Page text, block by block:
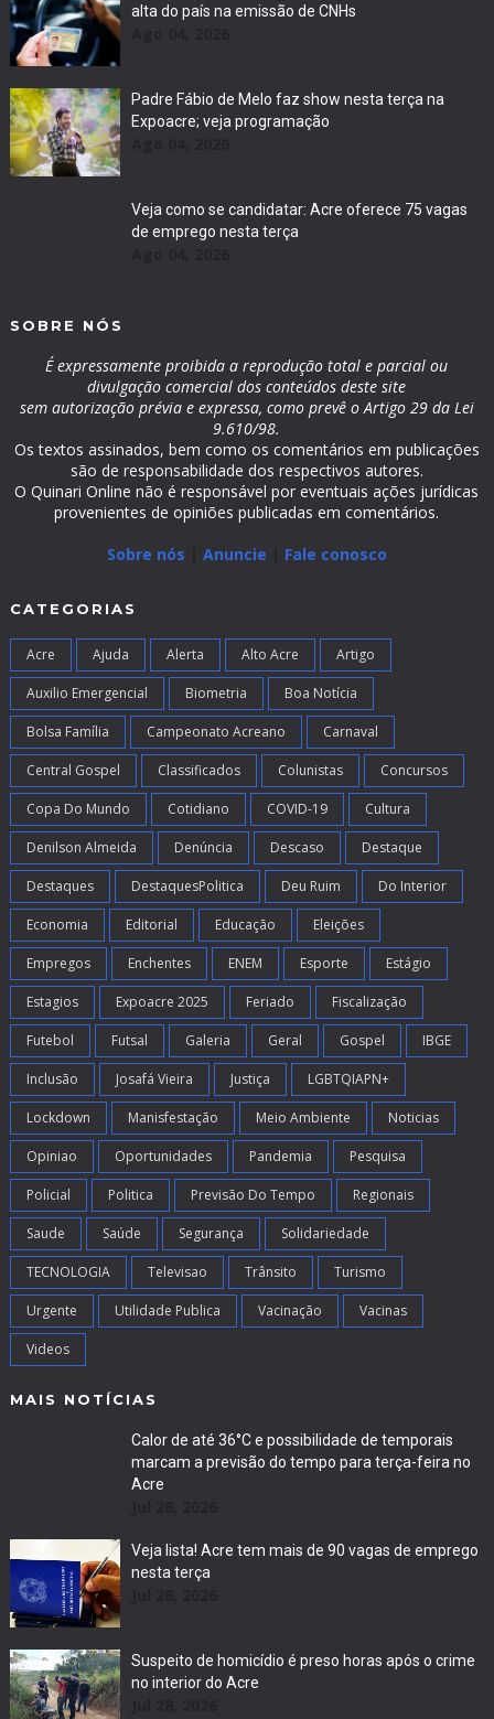
alta do país na emissão de CNHs
Padre Fábio de Melo faz show nesta terça na
Expoacre; veja programação
Veja como se candidatar: Acre oferece 75 vagas
de emprego nesta terça
SOBRE NÓS
É expressamente proibida a reprodução total e parcial ou
divulgação comercial dos conteúdos deste site
sem autorização prévia e expressa, como prevê o Artigo 29 da Lei
9.610/98.
Os textos assinados, bem como os comentários em publicações
são de responsabilidade dos respectivos autores.
O Quinari Online não é responsável por eventuais ações jurídicas
provenientes de opiniões publicadas em comentários.
Sobre nós
Anuncie Fale conosco
CATEGORIAS
Acre Ajuda Alerta Alto Acre Artigo
Auxilio Emergencial Biometria Boa Notícia
Bolsa Família Campeonato Acreano Carnaval
Central Gospel Classificados Colunistas Concursos
Copa Do Mundo Cotidiano COVID-19 Cultura
Denilson Almeida Denúncia Descaso Destaque
Destaques DestaquesPolitica Deu Ruim Do Interior
Economia Editorial Educação Eleições
Empregos Enchentes ENEM Esporte Estágio
Estagios Expoacre 2025 Feriado Fiscalização
Futebol Futsal Galeria Geral Gospel IBGE
Inclusão Josafá Vieira Justiça LGBTQIAPN+
Lockdown Manisfestação Meio Ambiente Noticias
Opiniao Oportunidades Pandemia Pesquisa
Policial Politica Previsão Do Tempo Regionais
Saude Saúde Segurança Solidariedade
TECNOLOGIA Televisao Trânsito Turismo
Urgente Utilidade Publica Vacinação Vacinas
Videos
MAIS NOTÍCIAS
Calor de até 36°C e possibilidade de temporais
marcam a previsão do tempo para terça-feira no
Acre
Veja lista! Acre tem mais de 90 vagas de emprego
nesta terça
Suspeito de homicídio é preso horas após o crime
no interior do Acre